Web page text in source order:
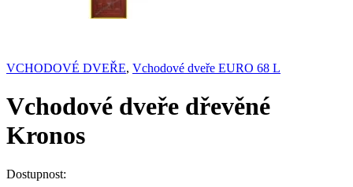
VCHODOVÉ DVEŘE, Vchodové dveře EURO 68 L
Vchodové dveře dřevěné
Kronos
Dostupnost: